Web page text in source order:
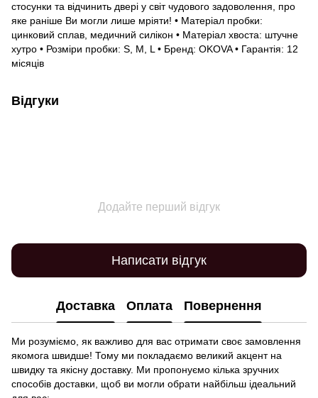
стосунки та відчинить двері у світ чудового задоволення, про
яке раніше Ви могли лише мріяти! • Матеріал пробки:
цинковий сплав, медичний силікон • Матеріал хвоста: штучне
хутро • Розміри пробки: S, M, L • Бренд: OKOVA • Гарантія: 12
місяців
Відгуки
Додайте перший відгук
Написати відгук
Доставка Оплата Повернення
Ми розуміємо, як важливо для вас отримати своє замовлення
якомога швидше! Тому ми покладаємо великий акцент на
швидку та якісну доставку. Ми пропонуємо кілька зручних
способів доставки, щоб ви могли обрати найбільш ідеальний